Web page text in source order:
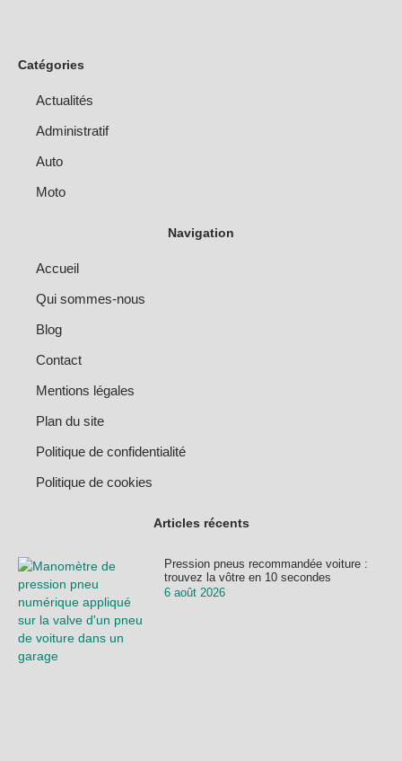
Catégories
Actualités
Administratif
Auto
Moto
Navigation
Accueil
Qui sommes-nous
Blog
Contact
Mentions légales
Plan du site
Politique de confidentialité
Politique de cookies
Articles récents
Pression pneus recommandée voiture :
trouvez la vôtre en 10 secondes
6 août 2026